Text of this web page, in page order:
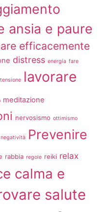
ansia e paure
efficacemente
distress energia fare
lavorare
meditazione
nervosismo ottimismo
Prevenire
rabbia regole reiki relax
calma e
salute